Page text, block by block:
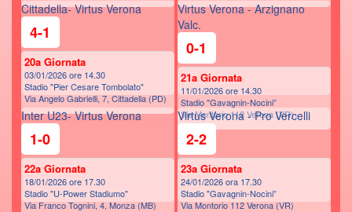
Cittadella- Virtus Verona
4-1
20a Giornata
03/01/2026 ore 14.30
Stadio "Pier Cesare Tombolato"
Via Angelo Gabrielli, 7, Cittadella (PD)
Virtus Verona - Arzignano
Valc.
0-1
21a Giornata
11/01/2026 ore 14.30
Stadio "Gavagnin-Nocini”
Via Montorio 112 Verona (VR)
Inter U23- Virtus Verona
1-0
22a Giornata
18/01/2026 ore 17.30
Stadio "U-Power Stadiumo"
Via Franco Tognini, 4, Monza (MB)
Virtus Verona - Pro Vercelli
2-2
23a Giornata
24/01/2026 ora 17.30
Stadio "Gavagnin-Nocini”
Via Montorio 112 Verona (VR)